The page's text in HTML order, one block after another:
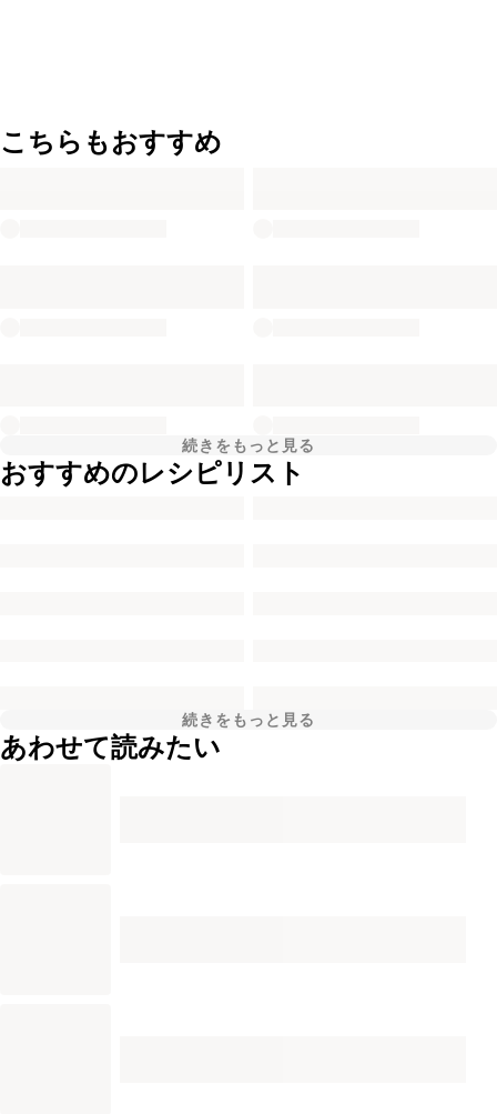
こちらもおすすめ
続きをもっと見る
おすすめのレシピリスト
続きをもっと見る
あわせて読みたい